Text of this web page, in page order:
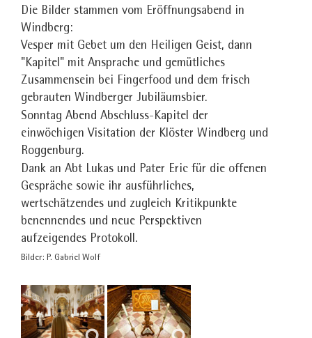
Die Bilder stammen vom Eröffnungsabend in
Windberg:
Vesper mit Gebet um den Heiligen Geist, dann
"Kapitel" mit Ansprache und gemütliches
Zusammensein bei Fingerfood und dem frisch
gebrauten Windberger Jubiläumsbier.
Sonntag Abend Abschluss-Kapitel der
einwöchigen Visitation der Klöster Windberg und
Roggenburg.
Dank an Abt Lukas und Pater Eric für die offenen
Gespräche sowie ihr ausführliches,
wertschätzendes und zugleich Kritikpunkte
benennendes und neue Perspektiven
aufzeigendes Protokoll.
Bilder: P. Gabriel Wolf